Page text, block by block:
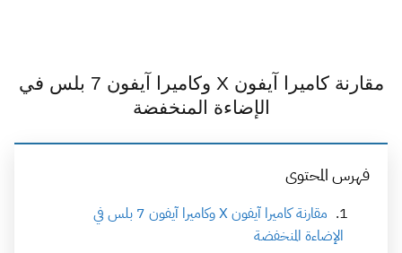
مقارنة كاميرا آيفون X وكاميرا آيفون 7 بلس في
الإضاءة المنخفضة
فهرس المحتوى
مقارنة كاميرا آيفون X وكاميرا آيفون 7 بلس في
الإضاءة المنخفضة